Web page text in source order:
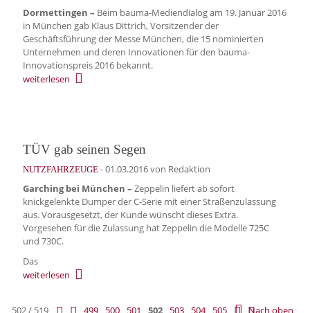
Dormettingen – Beim bauma-Mediendialog am 19. Januar 2016
in München gab Klaus Dittrich, Vorsitzender der
Geschäftsführung der Messe München, die 15 nominierten
Unternehmen und deren Innovationen für den bauma-
Innovationspreis 2016 bekannt.
weiterlesen
TÜV gab seinen Segen
NUTZFAHRZEUGE-01.03.2016von Redaktion
Garching bei München – Zeppelin liefert ab sofort
knickgelenkte Dumper der C-Serie mit einer Straßen­zulassung
aus. Vorausgesetzt, der Kunde wünscht dieses Extra.
Vorgesehen für die Zulassung hat Zeppelin die Modelle 725C
und 730C.
Das
weiterlesen
502 / 519 499 500 501 502 503 504 505 Nach oben